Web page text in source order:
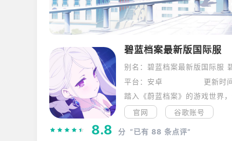
碧蓝档案最新版国际服
别名：碧蓝档案最新版国际服
平台：安卓
更新时
官网
谷歌账号
8.8 分 “已有 88 条点评”